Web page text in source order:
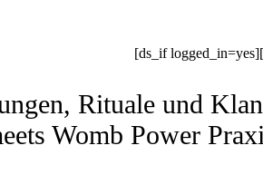
[ds_if
Rituale und
Womb Power